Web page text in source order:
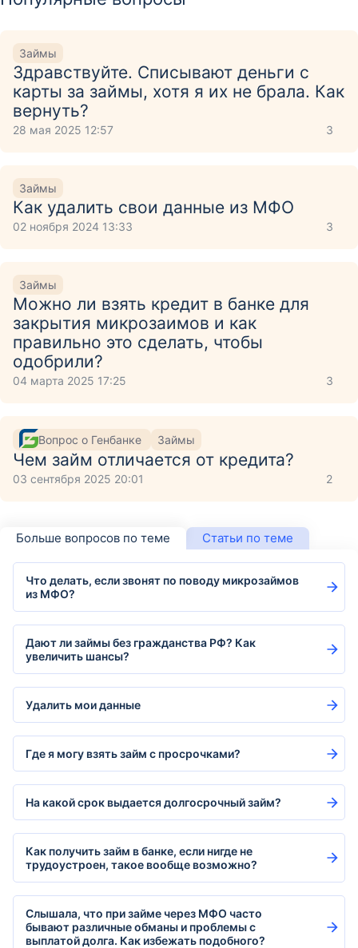
Займы
Здравствуйте. Списывают деньги с
карты за займы, хотя я их не брала. Как
вернуть?
28 мая 2025 12:57 3
Займы
Как удалить свои данные из МФО
02 ноября 2024 13:33 3
Займы
Можно ли взять кредит в банке для
закрытия микрозаимов и как
правильно это сделать, чтобы
одобрили?
04 марта 2025 17:25 3
Вопрос о Генбанке Займы
Чем займ отличается от кредита?
03 сентября 2025 20:01 2
Больше вопросов по теме Статьи по теме
Что делать, если звонят по поводу микрозаймов
из МФО?
Дают ли займы без гражданства РФ? Как
увеличить шансы?
Удалить мои данные
Где я могу взять займ с просрочками?
На какой срок выдается долгосрочный займ?
Как получить займ в банке, если нигде не
трудоустроен, такое вообще возможно?
Слышала, что при займе через МФО часто
бывают различные обманы и проблемы с
выплатой долга. Как избежать подобного?